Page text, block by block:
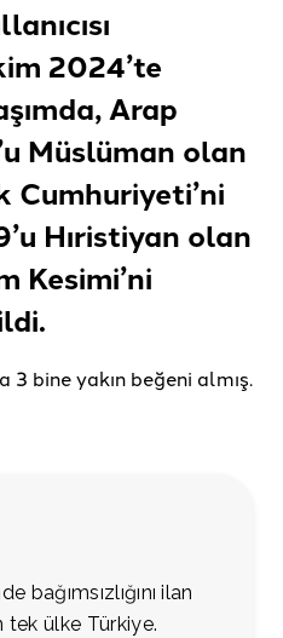
2024’te
Arap
Müslüman olan
Cumhuriyeti’ni
Hıristiyan olan
Kesimi’ni
.
3 bine yakın beğeni almış.
bağımsızlığını ilan
tek ülke Türkiye.